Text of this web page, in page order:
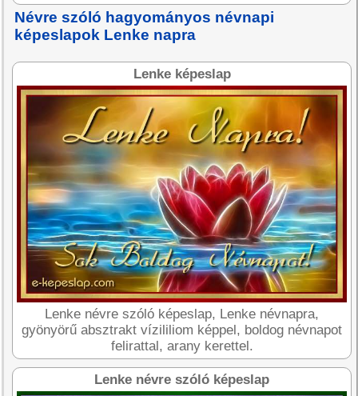
Névre szóló hagyományos névnapi
képeslapok Lenke napra
Lenke képeslap
Lenke névre szóló képeslap, Lenke névnapra,
gyönyörű absztrakt vízililiom képpel, boldog névnapot
felirattal, arany kerettel.
Lenke névre szóló képeslap